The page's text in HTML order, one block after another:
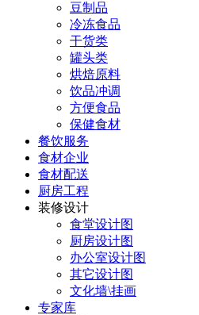
豆制品
冷冻食品
干货类
罐头类
烘焙原料
饮品冲调
方便食品
保健食材
餐饮服务
食材企业
食材配送
厨房工程
装修设计
食堂设计图
厨房设计图
办公室设计图
其它设计图
文化墙\挂画
专家库